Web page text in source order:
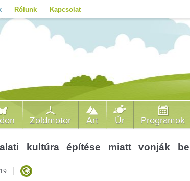
Rólunk Kapcsolat
Zöldmotor Art Űr Programok
kultúra építése miatt vonják be